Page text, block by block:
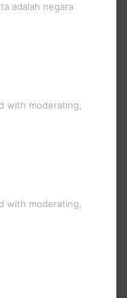
adalah negara
with moderating,
with moderating,